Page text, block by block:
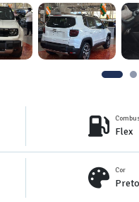
Flex
Cor
Preto